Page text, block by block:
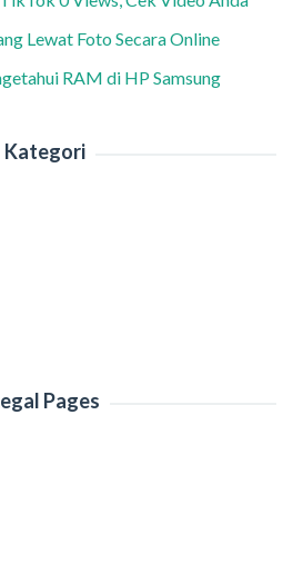
Lewat Foto Secara Online
RAM di HP Samsung
Kategori
Pages